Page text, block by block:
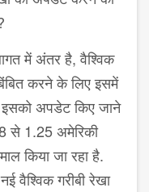
में अंतर है,वैश्विक
करने के लिए इसमें
अपडेट किए जाने
से 1.25अमेरिकी
किया जा रहा है.
वैश्विक गरीबी रेखा